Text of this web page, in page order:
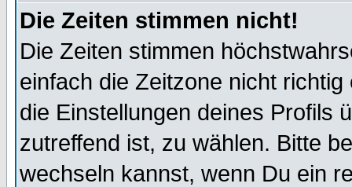
Die Zeiten stimmen nicht!
Die Zeiten stimmen
einfach die Zeitzone nicht
die Einstellungen deines Profils
zutreffend ist, zu wählen. Bitte
wechseln kannst, wenn Du ein